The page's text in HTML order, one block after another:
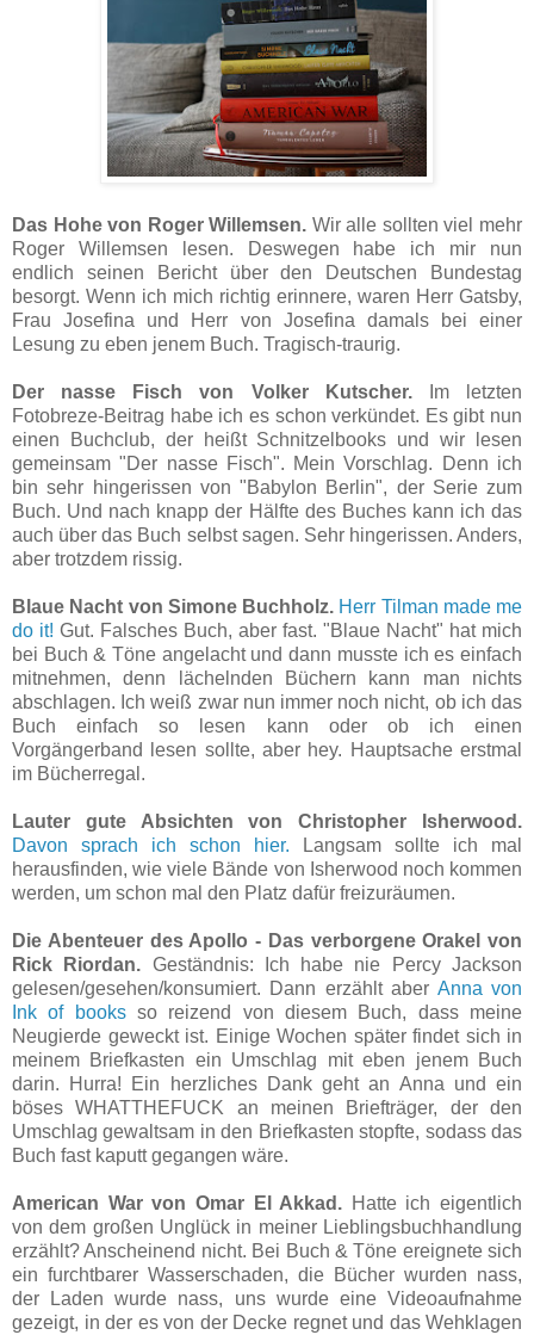
Das Hohe von Roger Willemsen. Wir alle sollten viel mehr
Roger Willemsen lesen. Deswegen habe ich mir nun
endlich seinen Bericht über den Deutschen Bundestag
besorgt. Wenn ich mich richtig erinnere, waren Herr Gatsby,
Frau Josefina und Herr von Josefina damals bei einer
Lesung zu eben jenem Buch. Tragisch-traurig.
Der nasse Fisch von Volker Kutscher.Im letzten
Fotobreze-Beitrag habe ich es schon verkündet. Es gibt nun
einen Buchclub, der heißt Schnitzelbooks und wir lesen
gemeinsam "Der nasse Fisch". Mein Vorschlag. Denn ich
bin sehr hingerissen von "Babylon Berlin", der Serie zum
Buch. Und nach knapp der Hälfte des Buches kann ich das
auch über das Buch selbst sagen. Sehr hingerissen. Anders,
aber trotzdem rissig.
Blaue Nacht von Simone Buchholz. Herr Tilman made me
do it! Gut. Falsches Buch, aber fast. "Blaue Nacht" hat mich
bei Buch & Töne angelacht und dann musste ich es einfach
mitnehmen, denn lächelnden Büchern kann man nichts
abschlagen. Ich weiß zwar nun immer noch nicht, ob ich das
Buch einfach so lesen kann oder ob ich einen
Vorgängerband lesen sollte, aber hey. Hauptsache erstmal
im Bücherregal.
Lauter gute Absichten von Christopher Isherwood.
Davon sprach ich schon hier. Langsam sollte ich mal
herausfinden, wie viele Bände von Isherwood noch kommen
werden, um schon mal den Platz dafür freizuräumen.
Die Abenteuer des Apollo - Das verborgene Orakel von
Rick Riordan. Geständnis: Ich habe nie Percy Jackson
gelesen/gesehen/konsumiert. Dann erzählt aber Anna von
Ink of booksso reizend von diesem Buch, dass meine
Neugierde geweckt ist. Einige Wochen später findet sich in
meinem Briefkasten ein Umschlag mit eben jenem Buch
darin. Hurra! Ein herzliches Dank geht an Anna und ein
böses WHATTHEFUCK an meinen Briefträger, der den
Umschlag gewaltsam in den Briefkasten stopfte, sodass das
Buch fast kaputt gegangen wäre.
American War von Omar El Akkad. Hatte ich eigentlich
von dem großen Unglück in meiner Lieblingsbuchhandlung
erzählt? Anscheinend nicht. Bei Buch & Töne ereignete sich
ein furchtbarer Wasserschaden, die Bücher wurden nass,
der Laden wurde nass, uns wurde eine Videoaufnahme
gezeigt, in der es von der Decke regnet und das Wehklagen